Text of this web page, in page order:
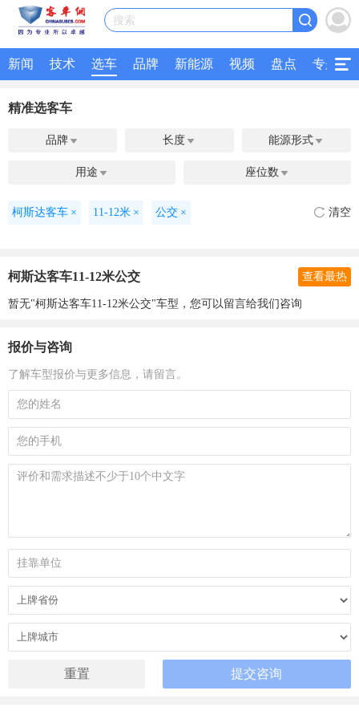
搜索
新闻 技术 选车 品牌 新能源 视频 盘点 专题
精准选客车
品牌  长度  能源形式 
用途  座位数 
柯斯达客车 × 11-12米 × 公交 × 清空
柯斯达客车11-12米公交 查看最热
暂无"柯斯达客车11-12米公交"车型，您可以留言给我们咨询
报价与咨询
了解车型报价与更多信息，请留言。